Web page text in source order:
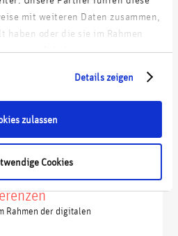
mit weiteren Daten zusammen,
oder die sie im Rahmen
haben.
Details zeigen
zulassen
Cookies
Marktführer in
Rahmen der digitalen